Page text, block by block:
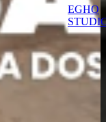
EGHO